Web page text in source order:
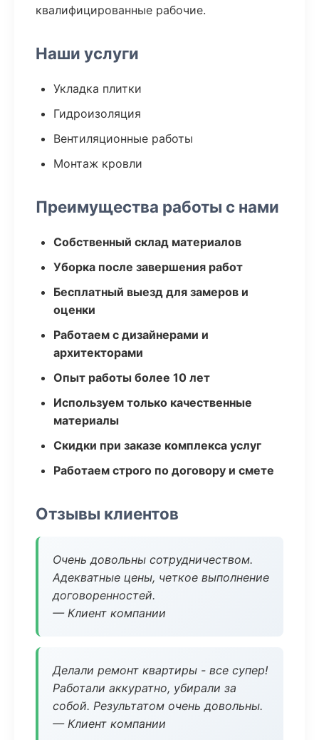
квалифицированные рабочие.
Наши услуги
Укладка плитки
Гидроизоляция
Вентиляционные работы
Монтаж кровли
Преимущества работы с нами
Собственный склад материалов
Уборка после завершения работ
Бесплатный выезд для замеров и
оценки
Работаем с дизайнерами и
архитекторами
Опыт работы более 10 лет
Используем только качественные
материалы
Скидки при заказе комплекса услуг
Работаем строго по договору и смете
Отзывы клиентов
Очень довольны сотрудничеством.
Адекватные цены, четкое выполнение
договоренностей.
— Клиент компании
Делали ремонт квартиры - все супер!
Работали аккуратно, убирали за
собой. Результатом очень довольны.
— Клиент компании